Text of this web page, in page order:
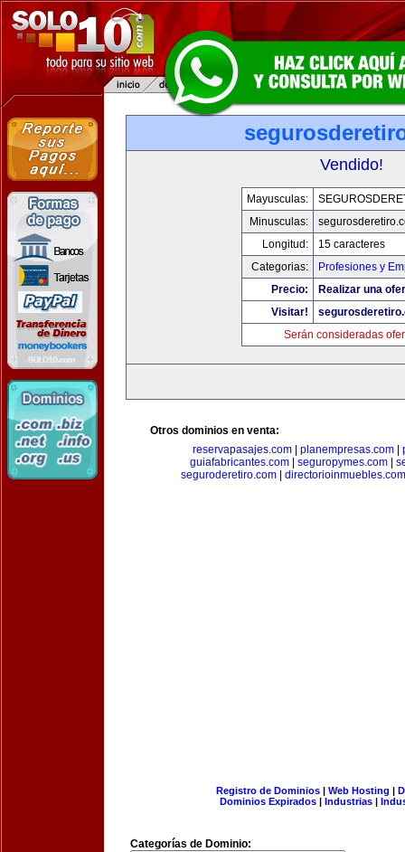
Vendido!
Mayusculas:
Minusculas:
Longitud:
15 caracteres
Categorias:
Profesiones y
Precio:
Realizar una
Visitar!
Serán consideradas
Otros dominios en venta:
reservapasajes.com
planempresas.com
guiafabricantes.com| seguropymes.com|
seguroderetiro.com| directorioinmuebles.com
Registro de Dominios| Web Hosting |
Dominios Expirados | Industrias |
Categorías de Dominio: